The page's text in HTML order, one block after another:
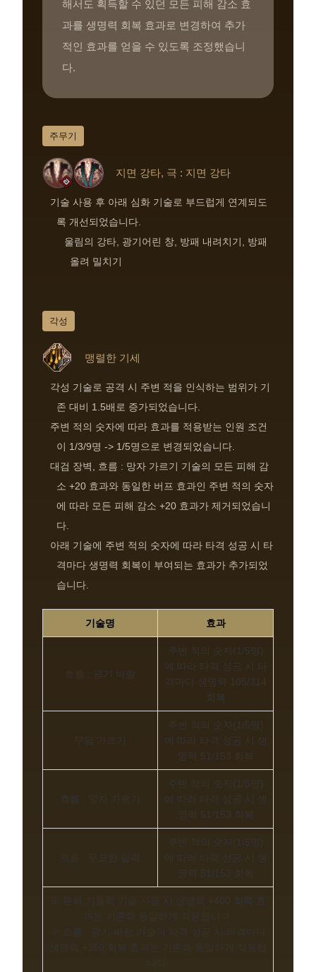
해서도 획득할 수 있던 모든 피해 감소 효
과를 생명력 회복 효과로 변경하여 추가
적인 효과를 얻을 수 있도록 조정했습니
다.
주무기
지면 강타, 극 : 지면 강타
기술 사용 후 아래 심화 기술로 부드럽게 연계되도
록 개선되었습니다.
울림의 강타, 광기어린 창, 방패 내려치기, 방패
올려 밀치기
각성
맹렬한 기세
각성 기술로 공격 시 주변 적을 인식하는 범위가 기
존 대비 1.5배로 증가되었습니다.
주변 적의 숫자에 따라 효과를 적용받는 인원 조건
이 1/3/9명 -> 1/5명으로 변경되었습니다.
대검 장벽, 흐름 : 망자 가르기 기술의 모든 피해 감
소 +20 효과와 동일한 버프 효과인 주변 적의 숫자
에 따라 모든 피해 감소 +20 효과가 제거되었습니
다.
아래 기술에 주변 적의 숫자에 따라 타격 성공 시 타
격마다 생명력 회복이 부여되는 효과가 추가되었
습니다.
기술명 효과
흐름 : 광기 바람
주변 적의 숫자(1/5명)
에 따라 타격 성공 시 타
격마다 생명력 105/314
회복
무덤 가르기
주변 적의 숫자(1/5명)
에 따라 타격 성공 시 생
명력 51/153 회복
흐름 : 망자 가르기
주변 적의 숫자(1/5명)
에 따라 타격 성공 시 생
명력 51/153 회복
흐름 : 무모한 일격
주변 적의 숫자(1/5명)
에 따라 타격 성공 시 생
명력 51/153 회복
※ 분쇄 기술의 기술 사용 시 생명력 +400 회복 효
과는 기존과 동일하게 적용됩니다.
※ 흐름 : 광기 바람 기술의 타격 성공 시 타격마다
생명력 +350 회복 효과는 기존과 동일하게 적용됩
니다.